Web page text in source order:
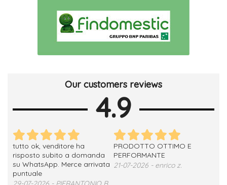
Our customers reviews
4.9
tutto ok, venditore ha
risposto subito a domanda
su WhatsApp. Merce arrivata
puntuale
PRODOTTO OTTIMO E
PERFORMANTE
21-07-2026 - enrico z.